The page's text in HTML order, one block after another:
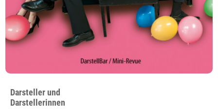
Darsteller und
Darstellerinnen